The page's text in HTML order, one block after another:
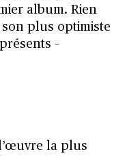
album. Rien
plus optimiste
–
la plus